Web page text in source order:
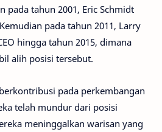
pada tahun 2001, Eric Schmidt
pada tahun 2011, Larry
hingga tahun 2015, dimana
alih posisi tersebut.
pada perkembangan
telah mundur dari posisi
meninggalkan warisan yang